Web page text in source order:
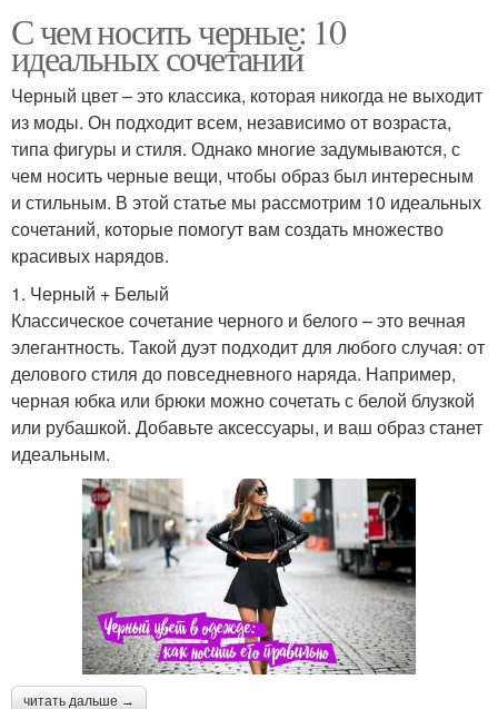
С чем носить черные: 10
идеальных сочетаний
Черный цвет – это классика, которая никогда не выходит
из моды. Он подходит всем, независимо от возраста,
типа фигуры и стиля. Однако многие задумываются, с
чем носить черные вещи, чтобы образ был интересным
и стильным. В этой статье мы рассмотрим 10 идеальных
сочетаний, которые помогут вам создать множество
красивых нарядов.
1. Черный + Белый
Классическое сочетание черного и белого – это вечная
элегантность. Такой дуэт подходит для любого случая: от
делового стиля до повседневного наряда. Например,
черная юбка или брюки можно сочетать с белой блузкой
или рубашкой. Добавьте аксессуары, и ваш образ станет
идеальным.
читать дальше →